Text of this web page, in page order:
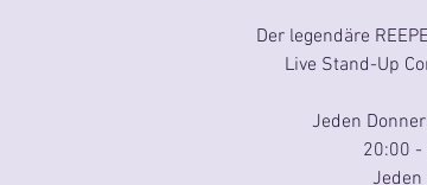
Der legendäre
Live Stand-Up
Jeden
20:00 -
Jeden